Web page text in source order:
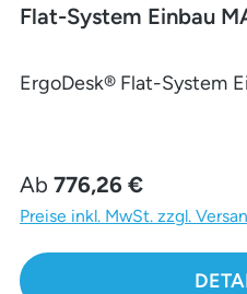
Flat-System Einbau
ErgoDesk® Flat-System
Regulärer Preis:
Ab 776,26 €
Preise inkl. MwSt. zzgl.